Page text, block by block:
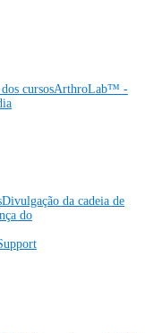
cursosArthroLab™ -
Divulgação da cadeia de
do